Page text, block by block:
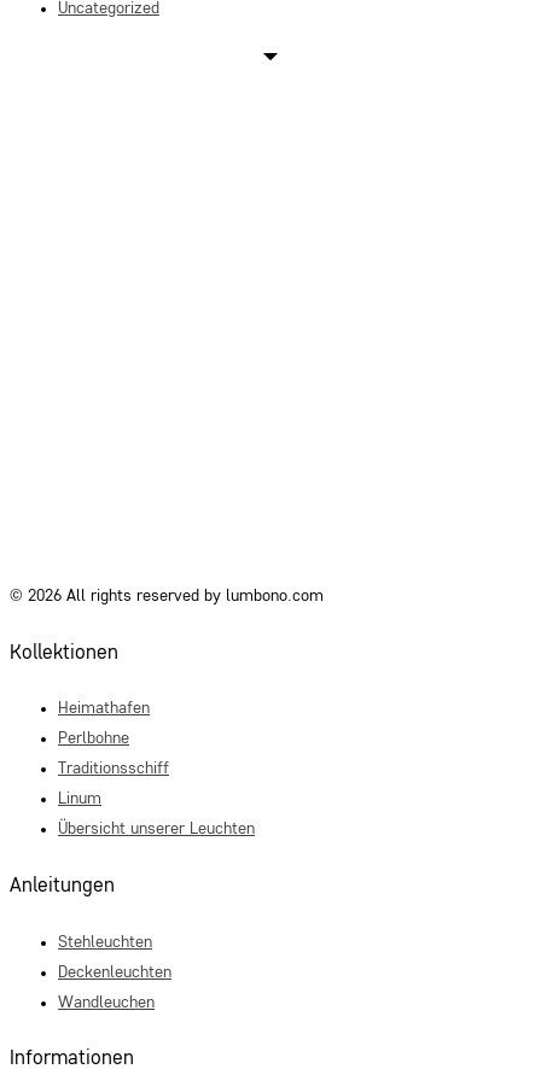
Uncategorized
© 2026 All rights reserved by lumbono.com
Kollektionen
Heimathafen
Perlbohne
Traditionsschiff
Linum
Übersicht unserer Leuchten
Anleitungen
Stehleuchten
Deckenleuchten
Wandleuchen
Informationen